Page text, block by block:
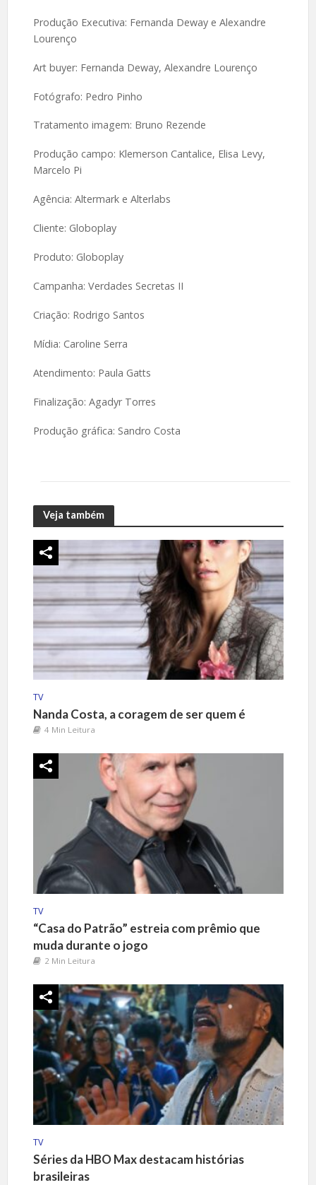
Produção Executiva: Fernanda Deway e Alexandre
Lourenço
Art buyer: Fernanda Deway, Alexandre Lourenço
Fotógrafo: Pedro Pinho
Tratamento imagem: Bruno Rezende
Produção campo: Klemerson Cantalice, Elisa Levy,
Marcelo Pi
Agência: Altermark e Alterlabs
Cliente: Globoplay
Produto: Globoplay
Campanha: Verdades Secretas II
Criação: Rodrigo Santos
Mídia: Caroline Serra
Atendimento: Paula Gatts
Finalização: Agadyr Torres
Produção gráfica: Sandro Costa
Veja também
TV
Nanda Costa, a coragem de ser quem é
4 Min Leitura
TV
“Casa do Patrão” estreia com prêmio que
muda durante o jogo
2 Min Leitura
TV
Séries da HBO Max destacam histórias
brasileiras